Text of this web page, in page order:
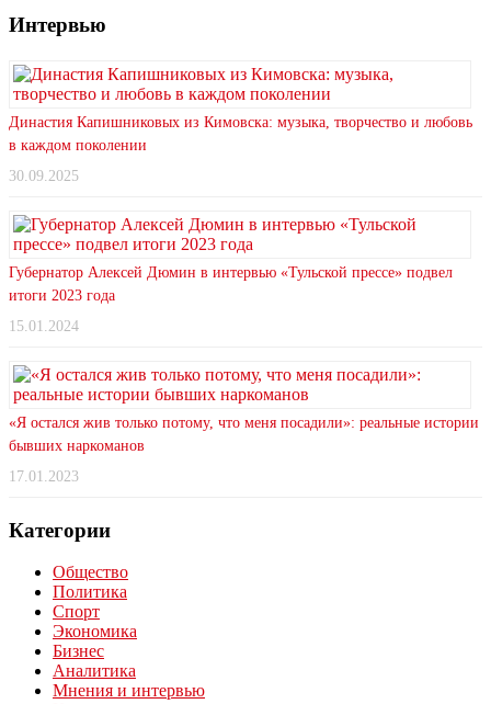
Интервью
Династия Капишниковых из Кимовска: музыка, творчество и любовь
в каждом поколении
30.09.2025
Губернатор Алексей Дюмин в интервью «Тульской прессе» подвел
итоги 2023 года
15.01.2024
«Я остался жив только потому, что меня посадили»: реальные истории
бывших наркоманов
17.01.2023
Категории
Общество
Политика
Спорт
Экономика
Бизнес
Аналитика
Мнения и интервью